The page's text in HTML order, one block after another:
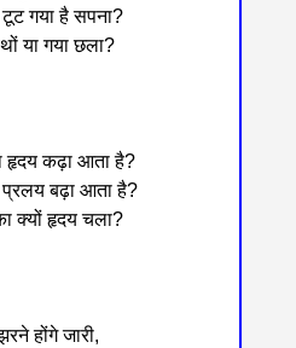
गया है सपना?
या गया छला?
हृदय कढ़ा आता है?
बढ़ा आता है?
क्यों हृदय चला?
होंगे जारी,